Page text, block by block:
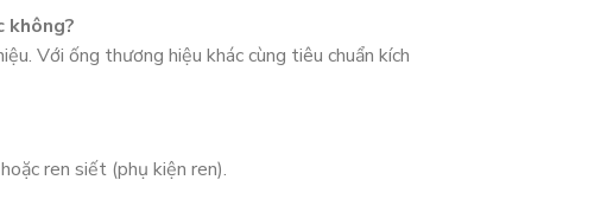
không?
Với ống thương hiệu khác cùng tiêu chuẩn kích
ren siết (phụ kiện ren).